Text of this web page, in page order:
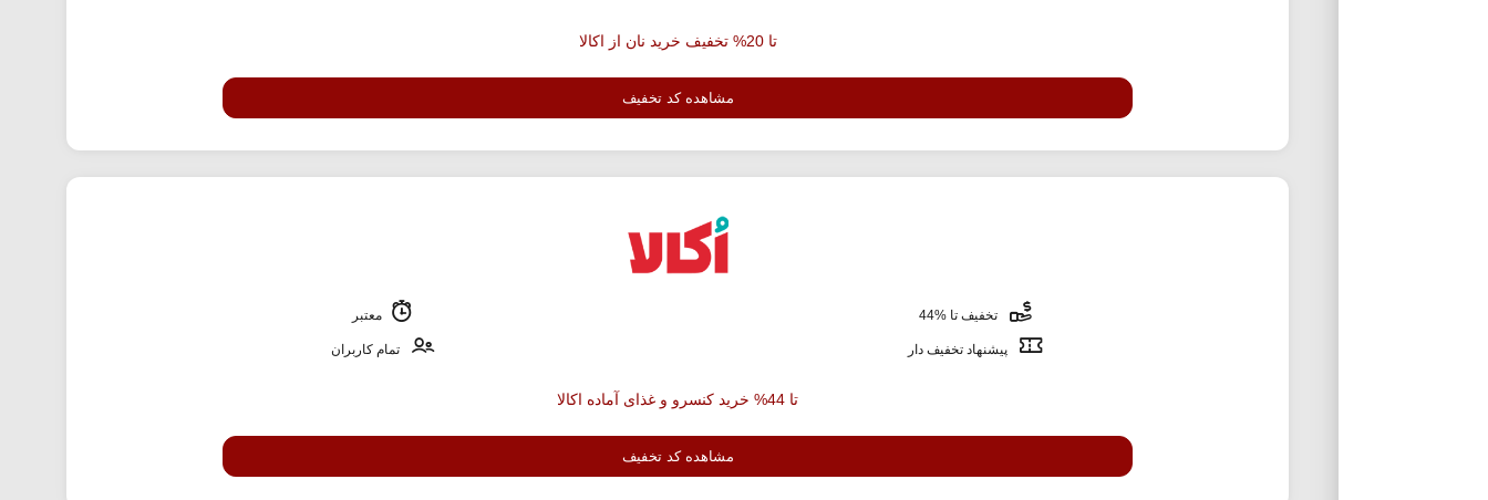
تا 20% تخفیف خرید نان از اکالا
مشاهده کد تخفیف
تخفیف تا %44 معتبر
پیشنهاد تخفیف دار تمام کاربران
تا 44% خرید کنسرو و غذای آماده اکالا
مشاهده کد تخفیف